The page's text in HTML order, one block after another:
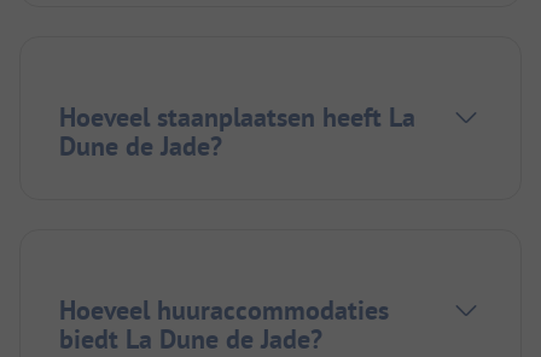
Hoeveel staanplaatsen heeft La
Dune de Jade?
Hoeveel huuraccommodaties
biedt La Dune de Jade?